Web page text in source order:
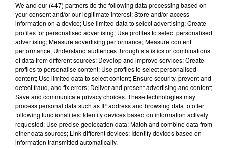
Lecture (4 min 11 sec)
100%
Les infos du Tarn et Garonne du 29/05/2026 à
We and our (447) partnersdo the following data processing based on
your consent and/or our legitimate interest: Store and/or access
information on a device; Use limited data to select advertising; Create
profiles for personalised advertising; Use profiles to select personalised
advertising; Measure advertising performance; Measure content
performance; Understand audiences through statistics or combinations
of data from different sources; Develop and improve services; Create
profiles to personalise content; Use profiles to select personalised
content; Use limited data to select content; Ensure security, prevent and
detect fraud, and fix errors; Deliver and present advertising and content;
Save and communicate privacy choices. These technologies may
process personal data such as IP address and browsing data to offer
following functionalities: Identify devices based on information actively
requested; Use precise geolocation data; Match and combine data from
other data sources; Link different devices; Identify devices based on
information transmitted automatically.